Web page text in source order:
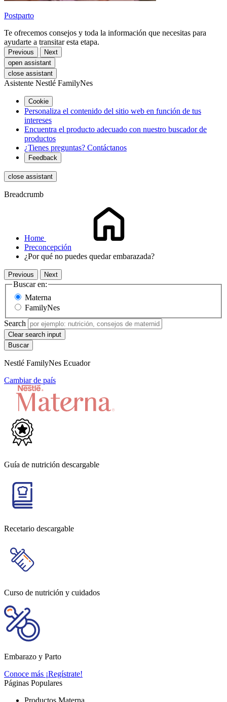
Postparto
Te ofrecemos consejos y toda la información que necesitas para
ayudarte a transitar esta etapa.
Previous
Next
open assistant
close assistant
Asistente Nestlé FamilyNes
Cookie
Personaliza el contenido del sitio web en función de tus
intereses
Encuentra el producto adecuado con nuestro buscador de
productos
¿Tienes preguntas? Contáctanos
Feedback
close assistant
Breadcrumb
Home
Preconcepción
¿Por qué no puedes quedar embarazada?
Previous Next
Buscar en:
Materna
FamilyNes
Search
Clear search input
Nestlé FamilyNes Ecuador
Cambiar de país
Guía de nutrición descargable
Recetario descargable
Curso de nutrición y cuidados
Embarazo y Parto
Conoce más ¡Regístrate!
Páginas Populares
Productos Materna